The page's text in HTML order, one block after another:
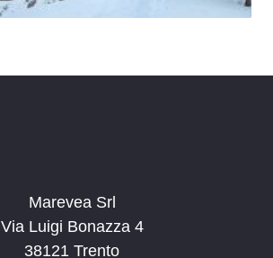
Marevea Srl
Via Luigi Bonazza 4
38121 Trento